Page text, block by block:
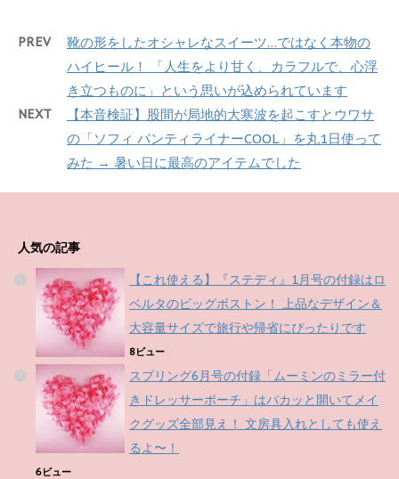
PREV
靴の形をしたオシャレなスイーツ…ではなく本物の
ハイヒール！ 「人生をより甘く、カラフルで、心浮
き立つものに」という思いが込められています
NEXT
【本音検証】股間が局地的大寒波を起こすとウワサ
の「ソフィ パンティライナーCOOL」を丸1日使って
みた → 暑い日に最高のアイテムでした
人気の記事
【これ使える】『ステディ』1月号の付録はロ
ベルタのビッグボストン！ 上品なデザイン＆
大容量サイズで旅行や帰省にぴったりです
8ビュー
スプリング6月号の付録「ムーミンのミラー付
きドレッサーポーチ」はパカッと開いてメイ
クグッズ全部見え！ 文房具入れとしても使え
るよ〜！
6ビュー